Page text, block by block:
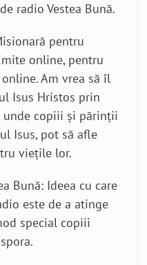
radio Vestea Bună.
pentru
online, pentru
Am vrea să îl
Isus Hristos prin
unde copiii și părinții
Isus, pot să afle
viețile lor.
Bună: Ideea cu care
este de a atinge
special copiii